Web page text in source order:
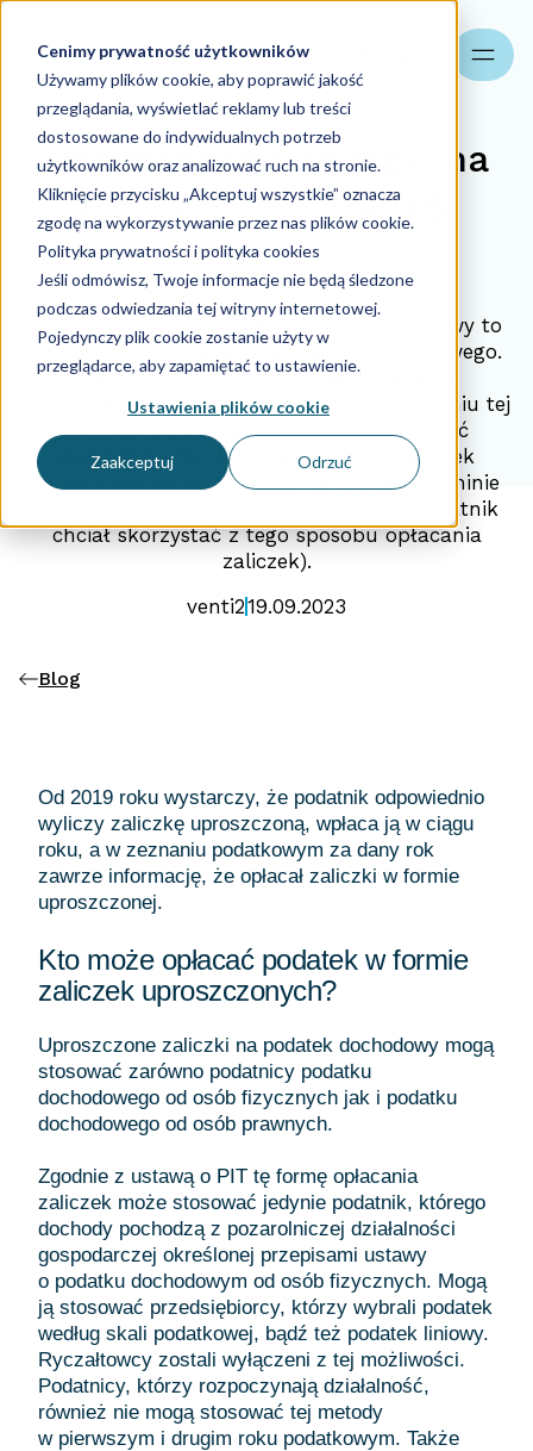
Cenimy prywatność użytkowników
Używamy plików cookie, aby poprawić jakość
przeglądania, wyświetlać reklamy lub treści
dostosowane do indywidualnych potrzeb
użytkowników oraz analizować ruch na stronie.
Kliknięcie przycisku „Akceptuj wszystkie” oznacza
zgodę na wykorzystywanie przez nas plików cookie.
Polityka prywatności i polityka cookies
Jeśli odmówisz, Twoje informacje nie będą śledzone
podczas odwiedzania tej witryny internetowej.
Pojedynczy plik cookie zostanie użyty w
przeglądarce, aby zapamiętać to ustawienie.
Ustawienia plików cookie
Zaakceptuj Odrzuć
Uproszczone zaliczki na
podatek dochodowy
19.09.2023
Uproszczone zaliczki na podatek dochodowy to
jedna z form opłacania podatku dochodowego.
Na przestrzeni lat zmieniał się sposób
informowania urzędu skarbowego o wybraniu tej
metody. Do 2018 roku trzeba było złożyć
zawiadomienie dotyczące wyboru zaliczek
uproszczonych w podanym w ustawie terminie
(do 20 lutego danego roku, w którym podatnik
chciał skorzystać z tego sposobu opłacania
zaliczek).
venti219.09.2023
Blog
Od 2019 roku wystarczy, że podatnik odpowiednio
wyliczy zaliczkę uproszczoną, wpłaca ją w ciągu
roku, a w zeznaniu podatkowym za dany rok
zawrze informację, że opłacał zaliczki w formie
uproszczonej.
Kto może opłacać podatek w formie
zaliczek uproszczonych?
Uproszczone zaliczki na podatek dochodowy mogą
stosować zarówno podatnicy podatku
dochodowego od osób fizycznych jak i podatku
dochodowego od osób prawnych.
Zgodnie z ustawą o PIT tę formę opłacania
zaliczek może stosować jedynie podatnik, którego
dochody pochodzą z pozarolniczej działalności
gospodarczej określonej przepisami ustawy
o podatku dochodowym od osób fizycznych. Mogą
ją stosować przedsiębiorcy, którzy wybrali podatek
według skali podatkowej, bądź też podatek liniowy.
Ryczałtowcy zostali wyłączeni z tej możliwości.
Podatnicy, którzy rozpoczynają działalność,
również nie mogą stosować tej metody
w pierwszym i drugim roku podatkowym. Także